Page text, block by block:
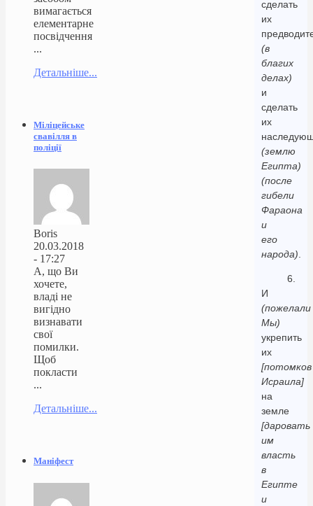
сделать
их
(в
благих
делах)
и
сделать
их
(землю
Египта)
(после
гибели
Фараона
и
его
народа).
6.
И
(пожелали
Мы)
укрепить
их
[потомков
Исраила]
на
земле
[даровать
им
власть
в
Египте
и
вимагається
елементарне
посвідчення
...
Детальніше...
Міліцейське
свавілля в
поліції
Boris
20.03.2018
- 17:27
А, що Ви
хочете,
владі не
вигідно
визнавати
свої
помилки.
Щоб
покласти
...
Детальніше...
Маніфест